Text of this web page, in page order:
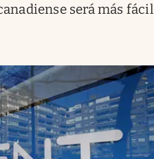
será más fácil